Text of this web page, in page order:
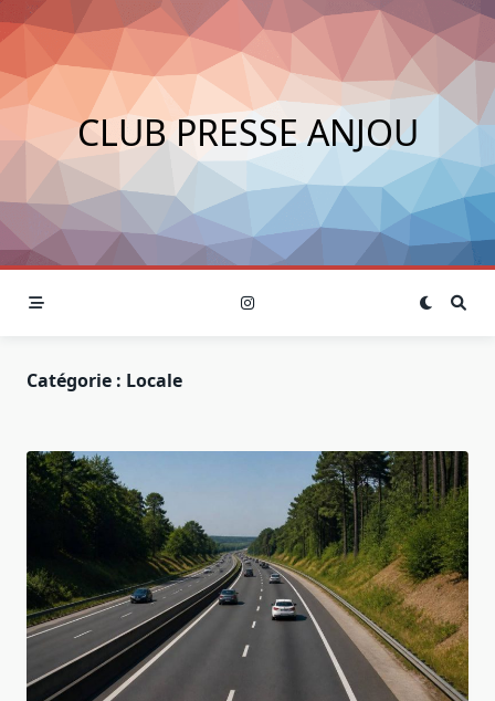
Skip
to
content
CLUB PRESSE ANJOU
Catégorie : Locale